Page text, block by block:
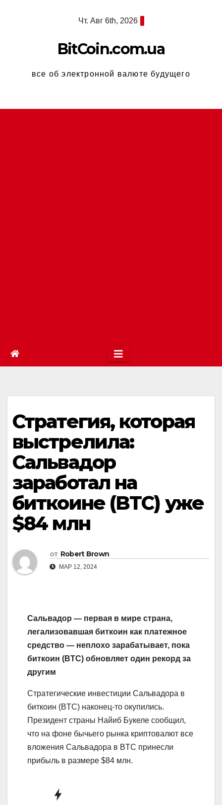
Чт. Авг 6th, 2026
BitCoin.com.ua
все об электронной валюте будущего
Стратегия, которая
выстрелила:
Сальвадор
заработал на
биткоине (BTC) уже
$84 млн
от Robert Brown
МАР 12, 2024
Сальвадор — первая в мире страна,
легализовавшая биткоин как платежное
средство — неплохо зарабатывает, пока
биткоин (BTC) обновляет один рекорд за
другим
Стратегические инвестиции Сальвадора в
биткоин (BTC) наконец-то окупились.
Президент страны Найиб Букеле сообщил,
что на фоне бычьего рынка криптовалют все
вложения Сальвадора в BTC принесли
прибыль в размере $84 млн.